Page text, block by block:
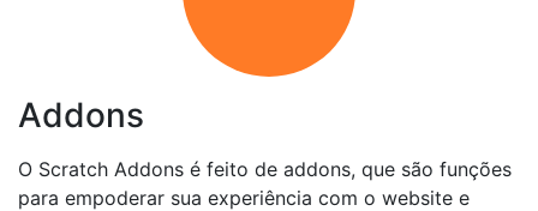
Addons
O Scratch Addons é feito de addons, que são funções
para empoderar sua experiência com o website e